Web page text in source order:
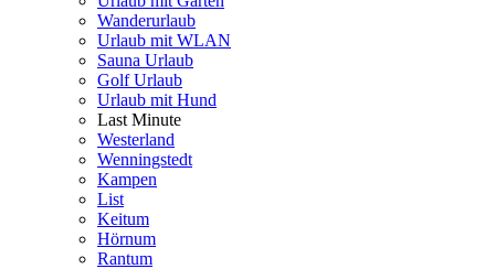
Wanderurlaub
Urlaub mit WLAN
Sauna Urlaub
Golf Urlaub
Urlaub mit Hund
Last Minute
Westerland
Wenningstedt
Kampen
List
Keitum
Hörnum
Rantum